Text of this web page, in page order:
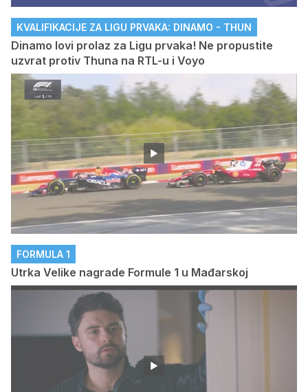
KVALIFIKACIJE ZA LIGU PRVAKA: DINAMO - THUN
Dinamo lovi prolaz za Ligu prvaka! Ne propustite
uzvrat protiv Thuna na RTL-u i Voyo
FORMULA 1
Utrka Velike nagrade Formule 1 u Mađarskoj